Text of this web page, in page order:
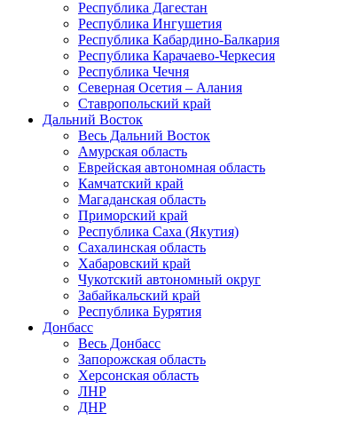
Республика Дагестан
Республика Ингушетия
Республика Кабардино-Балкария
Республика Карачаево-Черкесия
Республика Чечня
Северная Осетия – Алания
Ставропольский край
Дальний Восток
Весь Дальний Восток
Амурская область
Еврейская автономная область
Камчатский край
Магаданская область
Приморский край
Республика Саха (Якутия)
Сахалинская область
Хабаровский край
Чукотский автономный округ
Забайкальский край
Республика Бурятия
Донбасс
Весь Донбасс
Запорожская область
Херсонская область
ЛНР
ДНР